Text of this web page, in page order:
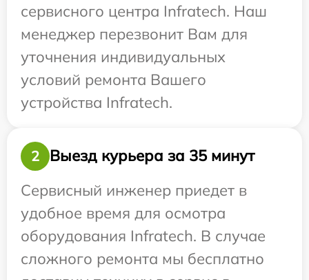
сервисного центра Infratech. Наш
менеджер перезвонит Вам для
уточнения индивидуальных
условий ремонта Вашего
устройства Infratech.
2
Выезд курьера за 35 минут
Сервисный инженер приедет в
удобное время для осмотра
оборудования Infratech. В случае
сложного ремонта мы бесплатно